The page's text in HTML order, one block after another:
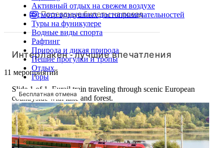
Активный отдых на свежем воздухе
Осмотр воздушных достопримечательностей
Туры на фуникулере
Водные виды спорта
Рафтинг
Природа и дикая природа
Пешие прогулки и тропы
Отдых
Горы
Проездные билеты на поезд
Интерлакен - лучшие впечатления
11 мероприятий
Бесплатная отмена
Slide 1 of 1, Eurail train traveling through scenic European
countryside with lake and forest.